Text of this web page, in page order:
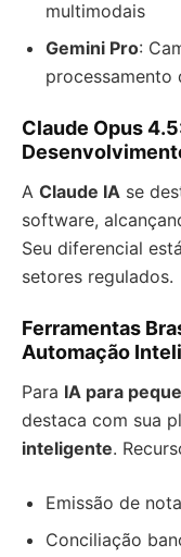
multimodais
Gemini Pro:
processamento
Claude Opus
A Claude IA se
software,
Seu diferencial
setores regulados.
Ferramentas
Automação
Para IA para
destaca com sua
inteligente.
Emissão de
Conciliação